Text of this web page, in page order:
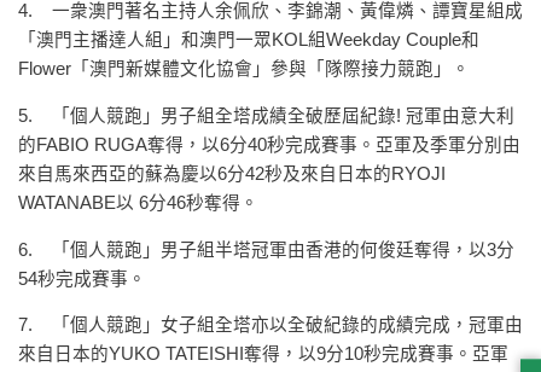
4. 一衆澳門著名主持人余佩欣、李錦潮、黃偉燐、譚寶星組成
「澳門主播達人組」和澳門一眾KOL組Weekday Couple和
Flower「澳門新媒體文化協會」參與「隊際接力競跑」。
5. 「個人競跑」男子組全塔成績全破歷屆紀錄! 冠軍由意大利
的FABIO RUGA奪得，以6分40秒完成賽事。亞軍及季軍分別由
來自馬來西亞的蘇為慶以6分42秒及來自日本的RYOJI
WATANABE以 6分46秒奪得。
6. 「個人競跑」男子組半塔冠軍由香港的何俊廷奪得，以3分
54秒完成賽事。
7. 「個人競跑」女子組全塔亦以全破紀錄的成績完成，冠軍由
來自日本的YUKO TATEISHI奪得，以9分10秒完成賽事。亞軍